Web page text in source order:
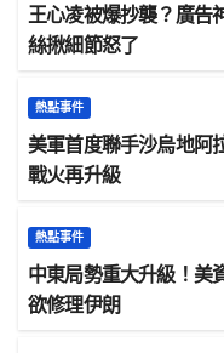
王心凌被爆抄襲？廣
絲揪細節怒了
熱點事件
美軍首度聯手沙烏地阿
戰火再升級
熱點事件
中東局勢重大升級！
欲修理伊朗